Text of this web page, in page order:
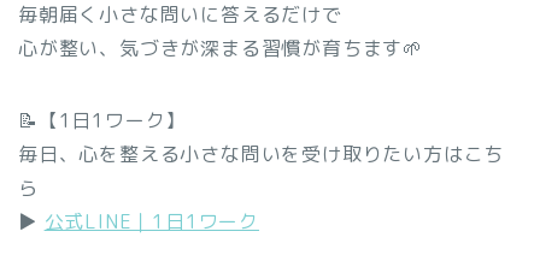
毎朝届く小さな問いに答えるだけで
心が整い、気づきが深まる習慣が育ちます🌱
📝【1日1ワーク】
毎日、心を整える小さな問いを受け取りたい方はこち
ら
▶︎ 公式LINE｜1日1ワーク